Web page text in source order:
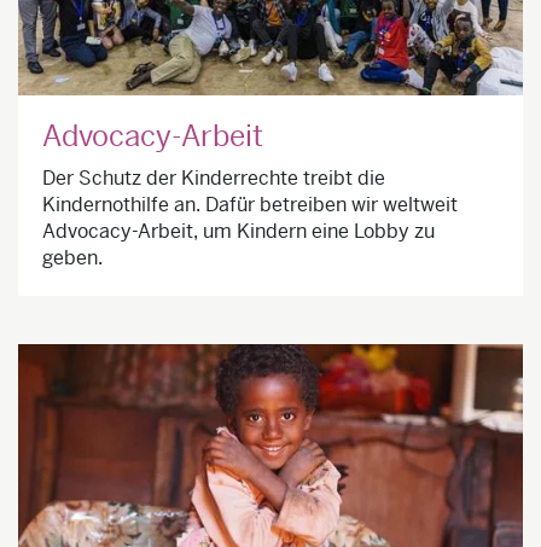
Advocacy-Arbeit
Der Schutz der Kinderrechte treibt die
Kindernothilfe an. Dafür betreiben wir weltweit
Advocacy-Arbeit, um Kindern eine Lobby zu
geben.